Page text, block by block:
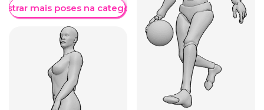
mais poses na categoria